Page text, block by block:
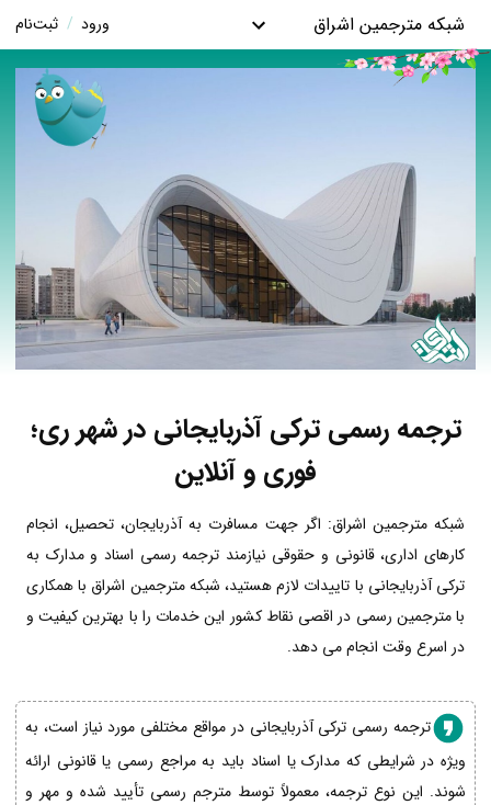
شبکه مترجمین اشراق ورود / ثبت‌نام
ترجمه رسمی ترکی آذربایجانی در شهر ری؛
فوری و آنلاین
شبکه مترجمین اشراق: اگر جهت مسافرت به آذربایجان، تحصیل، انجام
کارهای اداری، قانونی و حقوقی نیازمند ترجمه رسمی اسناد و مدارک به
ترکی آذربایجانی با تاییدات لازم هستید، شبکه مترجمین اشراق با همکاری
با مترجمین رسمی در اقصی نقاط کشور این خدمات را با بهترین کیفیت و
در اسرع وقت انجام می دهد.
ترجمه رسمی ترکی آذربایجانی در مواقع مختلفی مورد نیاز است، به
ویژه در شرایطی که مدارک یا اسناد باید به مراجع رسمی یا قانونی ارائه
شوند. این نوع ترجمه، معمولاً توسط مترجم رسمی تأیید شده و مهر و